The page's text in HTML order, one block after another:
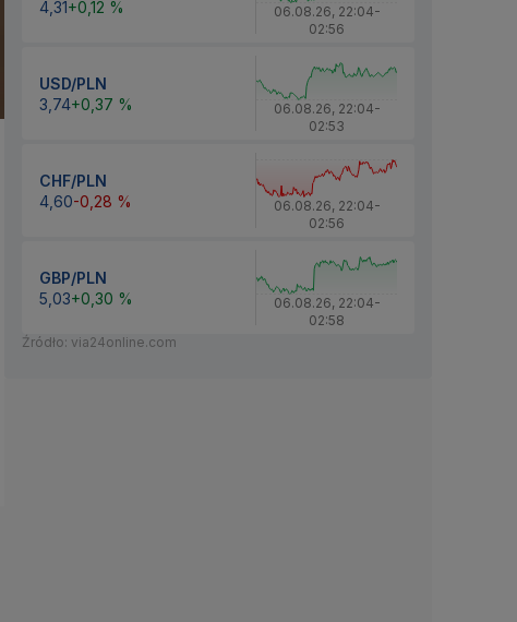
4,31+0,12 % 06.08.26, 22:04-
02:56
USD/PLN
3,74+0,37 % 06.08.26, 22:04-
02:53
CHF/PLN
4,60-0,28 % 06.08.26, 22:04-
02:56
GBP/PLN
5,03+0,30 % 06.08.26, 22:04-
02:58
Źródło: via24online.com